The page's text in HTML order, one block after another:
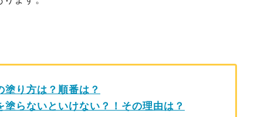
塗り方は？順番は？
塗らないといけない？！その理由は？